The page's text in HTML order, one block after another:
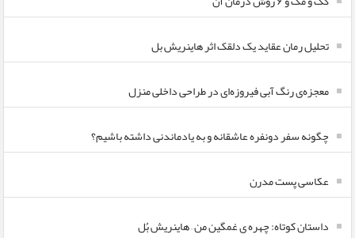
تحلیل رمان عقاید یک دلقک اثر هاینریش بل
معجزه‌ی رنگ آبی فیروزه‌ای در طراحی داخلی منزل
چگونه سفر دونفره عاشقانه و به یادماندنی داشته باشیم؟
عکاسی پست مدرن
داستان کوتاه: چهره ی غمگین من – هاینریش بُل